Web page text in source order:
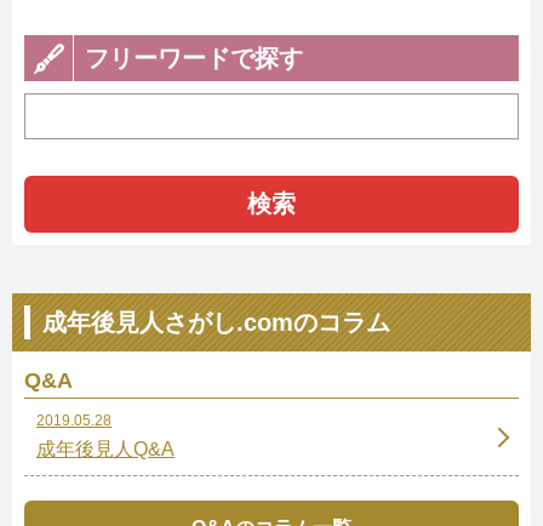
フリーワードで探す
検索
成年後見人さがし.comのコラム
Q&A
2019.05.28
成年後見人Q&A